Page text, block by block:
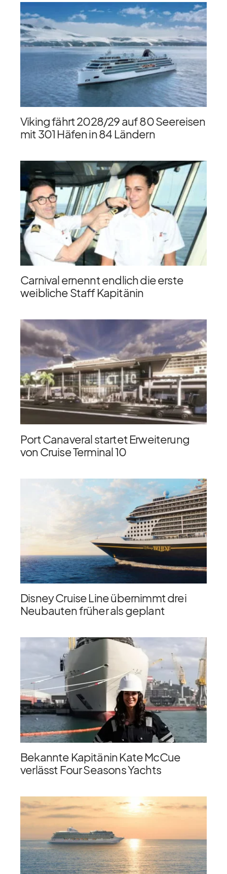
Viking fährt 2028/​29 auf 80 Seereisen
mit 301 Häfen in 84 Ländern
Carnival ernennt endlich die erste
weibliche Staff Kapitänin
Port Canaveral startet Erweiterung
von Cruise Terminal 10
Disney Cruise Line übernimmt drei
Neubauten früher als geplant
Bekannte Kapitänin Kate McCue
verlässt Four Seasons Yachts